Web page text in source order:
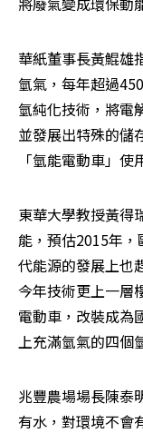
華紙董事長黃鯤雄
氫氣，每年超過
氫純化技術，將電
並發展出特殊的儲
「氫能電動車」使
東華大學教授黃得
能，預估2015年
代能源的發展上也
今年技術更上一層
電動車，改裝成為
上充滿氫氣的四個
兆豐農場場長陳泰
有水，對環境不會